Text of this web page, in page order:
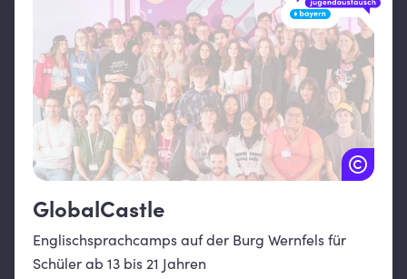
GlobalCastle
Englischsprachcamps auf der Burg Wernfels für
Schüler ab 13 bis 21 Jahren